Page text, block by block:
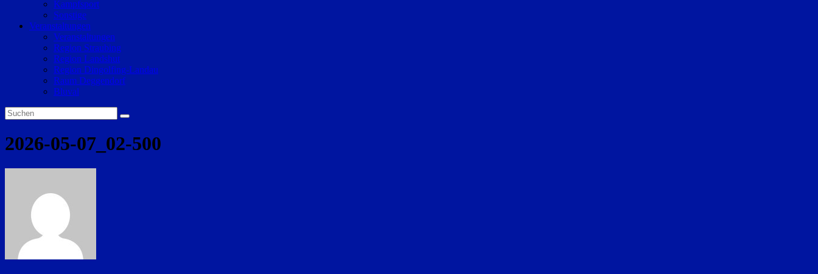
Kampfsport
Sonstige
Veranstaltungen
Veranstaltungen
Region Straubing
Region Landshut
Region Dingolfing-Landau
Raum Deggendorf
Bluval
2026-05-07_02-500